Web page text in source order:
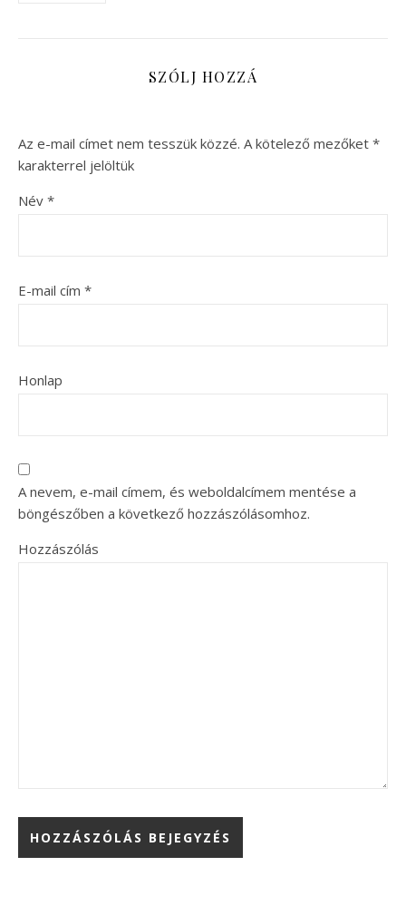
SZÓLJ HOZZÁ
Az e-mail címet nem tesszük közzé. A kötelező mezőket *
karakterrel jelöltük
Név *
E-mail cím *
Honlap
A nevem, e-mail címem, és weboldalcímem mentése a
böngészőben a következő hozzászólásomhoz.
Hozzászólás